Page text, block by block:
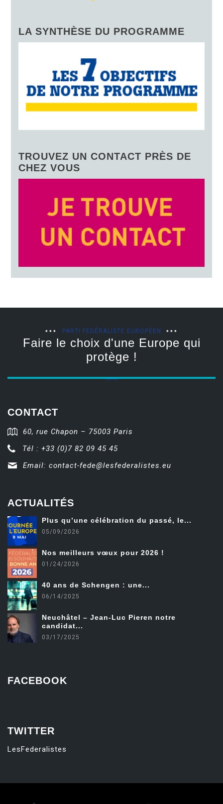
LA SYNTHÈSE DU PROGRAMME
TROUVEZ UN CONTACT PRÈS DE
CHEZ VOUS
PARTI FÉDÉRALISTE EUROPÉEN
Faire le choix d'une Europe qui
protège !
CONTACT
60, rue Chapon – 75003 Paris
Tél : +33 (0)7 82 09 45 45
Email: contact-fede@lesfederalistes.eu
ACTUALITÉS
Plus qu’une célébration du passé, le...
05/09/2026
Nos meilleurs vœux pour 2026 !
01/24/2026
40 ans de Schengen : une...
06/14/2025
Neuchâtel – Jean-Luc Pieren notre
candidat...
03/17/2025
FACEBOOK
TWITTER
LesFederalistes